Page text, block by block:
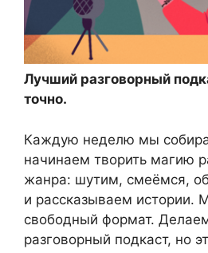
Лучший разговорный
точно.
Каждую неделю мы
начинаем творить магию
жанра: шутим, смеёмся,
и рассказываем истории.
свободный формат.
разговорный подкаст, но